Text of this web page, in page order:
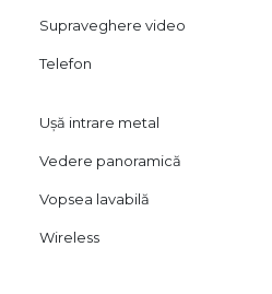
Supraveghere video
Telefon
Ușă intrare metal
Vedere panoramică
Vopsea lavabilă
Wireless